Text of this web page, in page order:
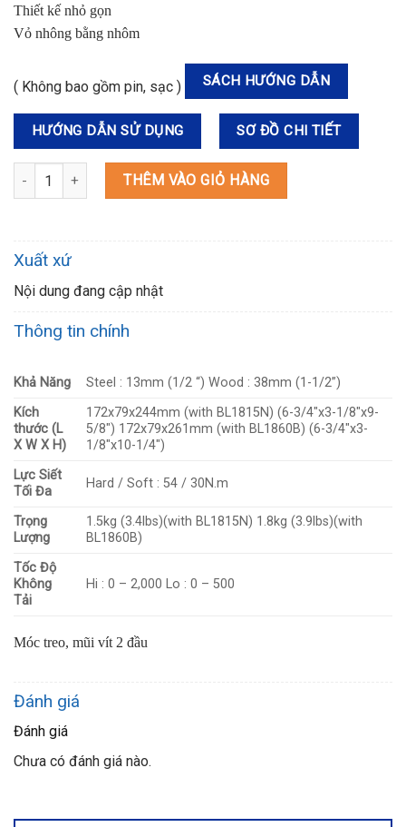
Thiết kế nhỏ gọn
Vỏ nhông bằng nhôm
( Không bao gồm pin, sạc ) SÁCH HƯỚNG DẪN
HƯỚNG DẪN SỬ DỤNG SƠ ĐỒ CHI TIẾT
DDF484Z MÁY KHOAN VÀ VẶN VÍT DÙNG PIN số lượng
THÊM VÀO GIỎ HÀNG
Xuất xứ
Nội dung đang cập nhật
Thông tin chính
Khả Năng
Steel : 13mm (1/2 “) Wood : 38mm (1-1/2”)
Kích
thước (L
X W X H)
172x79x244mm (with BL1815N) (6-3/4″x3-1/8″x9-
5/8″) 172x79x261mm (with BL1860B) (6-3/4″x3-
1/8″x10-1/4″)
Lực Siết
Tối Đa
Hard / Soft : 54 / 30N.m
Trọng
Lượng
1.5kg (3.4lbs)(with BL1815N) 1.8kg (3.9lbs)(with
BL1860B)
Tốc Độ
Không
Tải
Hi : 0 – 2,000 Lo : 0 – 500
Móc treo, mũi vít 2 đầu
Đánh giá
Đánh giá
Chưa có đánh giá nào.